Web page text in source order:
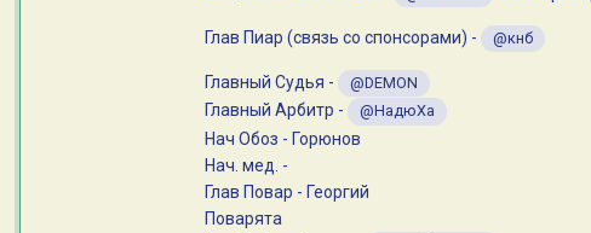
Глав Пиар (связь со спонсорами) - @кнб
Главный Судья - @DEMON
Главный Арбитр - @НадюХа
Нач Обоз - Горюнов
Нач. мед. -
Глав Повар - Георгий
Поварята